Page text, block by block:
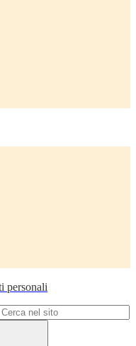
personali